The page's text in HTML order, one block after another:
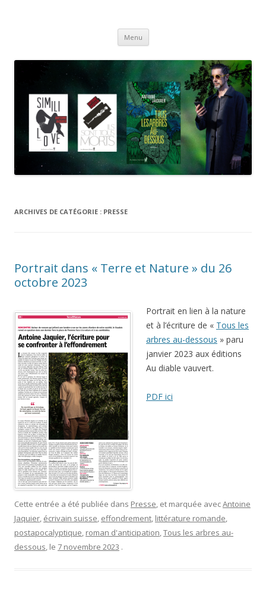
Menu Aller
contenu
ARCHIVES DE CATÉGORIE : PRESSE
Portrait dans « Terre et Nature » du 26
octobre 2023
Portrait en lien à la nature
et à l’écriture de « Tous les
arbres au-dessous » paru
janvier 2023 aux éditions
Au diable vauvert.
PDF ici
Cette entrée a été publiée dans Presse, et marquée avecAntoine
Jaquier, écrivain suisse, effondrement, littérature romande,
postapocalyptique, roman d'anticipation,Tous les arbres au-
dessous, le 7 novembre 2023 .